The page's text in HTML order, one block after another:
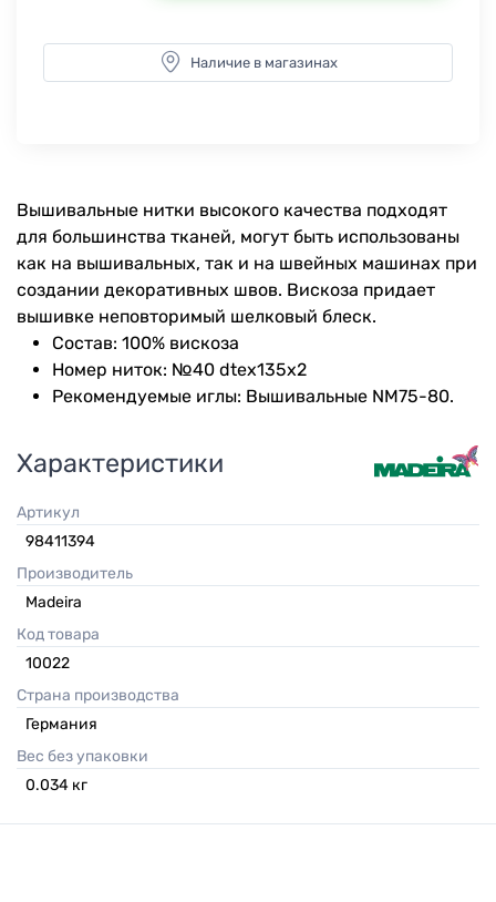
Наличие в магазинах
Вышивальные нитки высокого качества подходят
для большинства тканей, могут быть использованы
как на вышивальных, так и на швейных машинах при
создании декоративных швов. Вискоза придает
вышивке неповторимый шелковый блеск.
Состав: 100% вискоза
Номер ниток: №40 dtex135x2
Рекомендуемые иглы: Вышивальные NM75-80.
Характеристики
Артикул
98411394
Производитель
Madeira
Код товара
10022
Страна производства
Германия
Вес без упаковки
0.034 кг